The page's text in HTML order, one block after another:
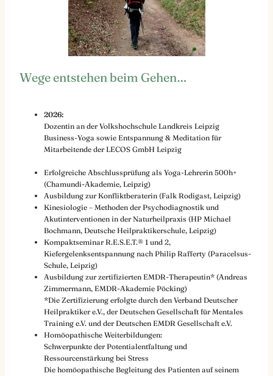
Wege entstehen beim Gehen…
2026:
Dozentin an der Volkshochschule Landkreis Leipzig
Business-Yoga sowie Entspannung & Meditation für
Mitarbeitende der LECOS GmbH Leipzig
Erfolgreiche Abschlussprüfung als Yoga-Lehrerin 500h+
(Chamundi-Akademie, Leipzig)
Ausbildung zur Konfliktberaterin (Falk Rodigast, Leipzig)
Kinesiologie – Methoden der Psychodiagnostik und
Akutinterventionen in der Naturheilpraxis (HP Michael
Bochmann, Deutsche Heilpraktikerschule, Leipzig)
Kompaktseminar R.E.S.E.T.® 1 und 2,
Kiefergelenksentspannung nach Philip Rafferty (Paracelsus-
Schule, Leipzig)
Ausbildung zur zertifizierten EMDR-Therapeutin* (Andreas
Zimmermann, EMDR-Akademie Pöcking)
*Die Zertifizierung erfolgte durch den Verband Deutscher
Heilpraktiker e.V., der Deutschen Gesellschaft für Mentales
Training e.V. und der Deutschen EMDR Gesellschaft e.V.
Homöopathische Weiterbildungen:
Schwerpunkte der Potentialentfaltung und
Ressourcenstärkung bei Stress
Die homöopathische Begleitung des Patienten auf seinem